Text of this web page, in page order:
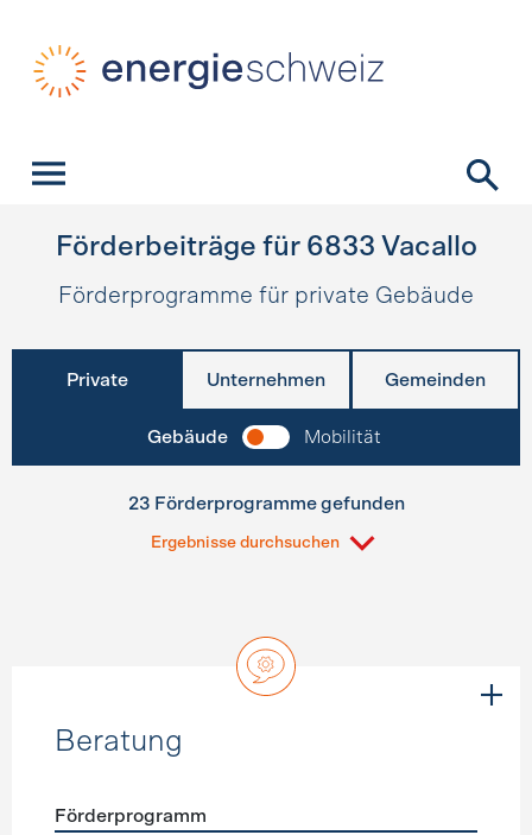
Förderbeiträge für 6833 Vacallo
Förderprogramme für private Gebäude
Private Unternehmen Gemeinden
Gebäude Mobilität
23 Förderprogramme gefunden
Ergebnisse durchsuchen
Beratung
Förderprogramm